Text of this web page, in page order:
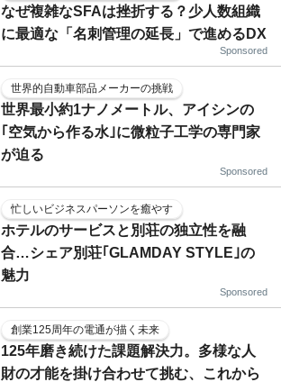
なぜ複雑なSFAは挫折する？少人数組織
に最適な「名刺管理の延長」で進めるDX
Sponsored
世界的自動車部品メーカーの挑戦
世界最小約1ナノメートル、アイシンの
｢空気から作る水｣に微粒子工学の専門家
が迫る
Sponsored
忙しいビジネスパーソンを癒やす
ホテルのサービスと別荘の独立性を融
合…シェア別荘｢GLAMDAY STYLE｣の
魅力
Sponsored
創業125周年の電通が描く未来
125年磨き続けた課題解決力。多様な人
財の才能を掛け合わせて挑む、これから